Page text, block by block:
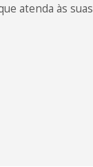
atenda às suas